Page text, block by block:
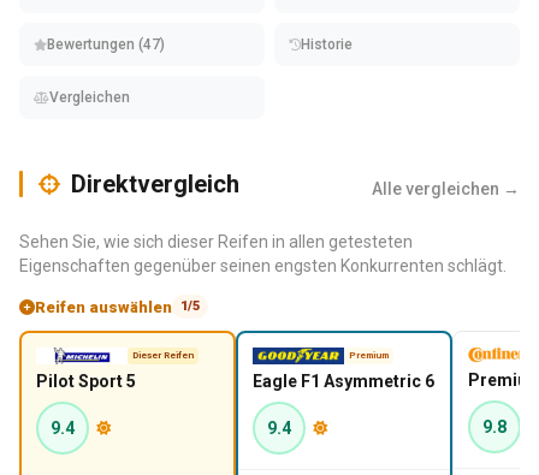
Bewertungen (47) Historie
Vergleichen
Direktvergleich Alle vergleichen →
Sehen Sie, wie sich dieser Reifen in allen getesteten
Eigenschaften gegenüber seinen engsten Konkurrenten schlägt.
Reifen auswählen 1/5
Dieser Reifen
Pilot Sport 5
9.4
Premium
Eagle F1 Asymmetric 6
9.4 9.8